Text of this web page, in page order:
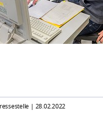
| 28.02.2022